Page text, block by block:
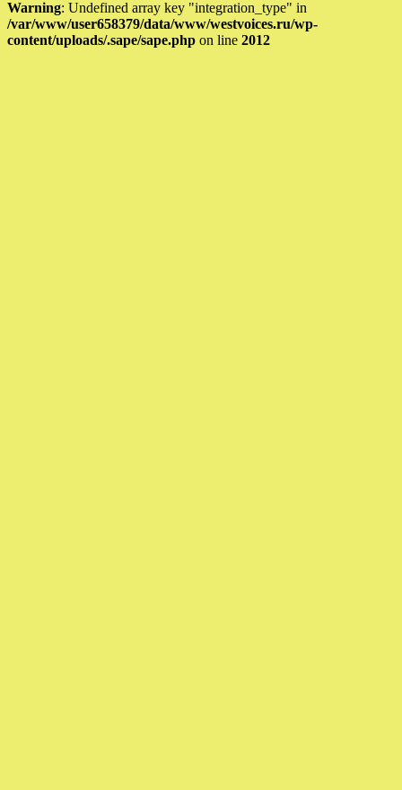
Warning: Undefined array key "integration_type" in
/var/www/user658379/data/www/westvoices.ru/wp-
content/uploads/.sape/sape.php on line 2012